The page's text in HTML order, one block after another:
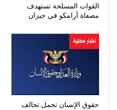
القوات المسلحة تستهدف
مصفاة أرامكو في جيزان
اخبار محلية
حقوق الإنسان تحمل تحالف